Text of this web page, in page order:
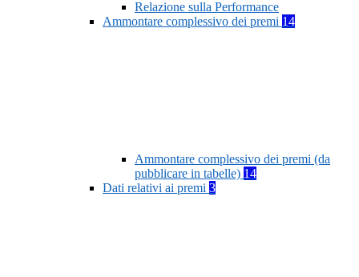
Relazione sulla Performance
Ammontare complessivo dei premi 14
Ammontare complessivo dei premi (da
pubblicare in tabelle) 14
Dati relativi ai premi 3